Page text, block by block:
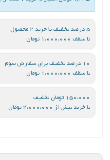
5 درصد تخفیف با خرید 2 محصول
تا سقف 1،000،000 تومان
10 درصد تخفیف برای سفارش سوم
تا سقف 1،000،000 تومان
150،000 تومان تخفیف
با خرید بیش از 2،000،000 تومان